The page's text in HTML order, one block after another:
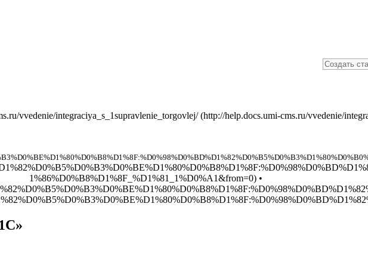
vvedenie/integraciya_s_1supravlenie_torgovlej/
•